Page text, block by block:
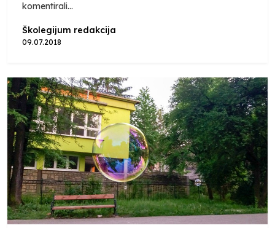
komentirali...
Školegijum redakcija
09.07.2018